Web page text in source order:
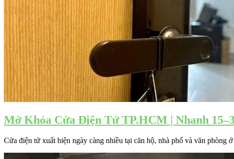
Mở Khóa Cửa Điện Tử TP.HCM | Nhanh
Cửa điện tử xuất hiện ngày càng nhiều tại căn hộ, nhà phố và văn